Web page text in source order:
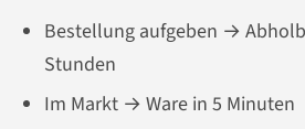
Bestellung aufgeben →
Stunden
Im Markt → Ware in 5 Minuten